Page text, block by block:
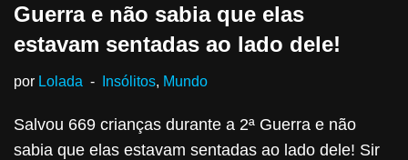
Guerra e não sabia que elas
estavam sentadas ao lado dele!
por Lolada Insólitos Mundo
Salvou 669 crianças durante a 2ª Guerra e não
sabia que elas estavam sentadas ao lado dele! Sir